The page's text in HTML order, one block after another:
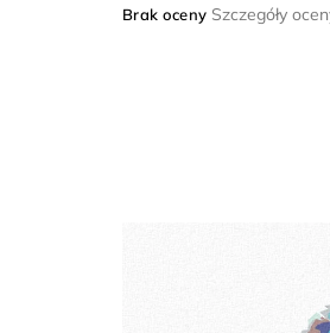
Średnia
Brak oceny Szczegóły